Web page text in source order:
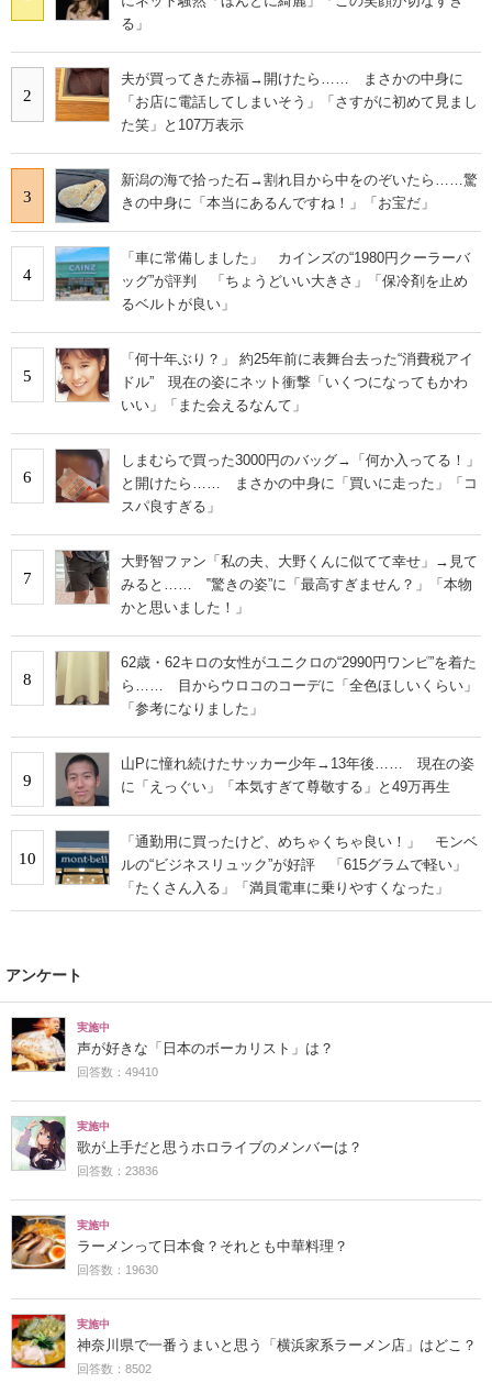
る」
2
夫が買ってきた赤福→開けたら…… まさかの中身に
「お店に電話してしまいそう」「さすがに初めて見まし
た笑」と107万表示
3
新潟の海で拾った石→割れ目から中をのぞいたら……驚
きの中身に「本当にあるんですね！」「お宝だ」
4
「車に常備しました」 カインズの“1980円クーラーバ
ッグ”が評判 「ちょうどいい大きさ」「保冷剤を止め
るベルトが良い」
5
「何十年ぶり？」 約25年前に表舞台去った“消費税アイ
ドル” 現在の姿にネット衝撃「いくつになってもかわ
いい」「また会えるなんて」
6
しまむらで買った3000円のバッグ→「何か入ってる！」
と開けたら…… まさかの中身に「買いに走った」「コ
スパ良すぎる」
7
大野智ファン「私の夫、大野くんに似てて幸せ」→見て
みると…… ‟驚きの姿”に「最高すぎません？」「本物
かと思いました！」
8
62歳・62キロの女性がユニクロの“2990円ワンピ”を着た
ら…… 目からウロコのコーデに「全色ほしいくらい」
「参考になりました」
9
山Pに憧れ続けたサッカー少年→13年後…… 現在の姿
に「えっぐい」「本気すぎて尊敬する」と49万再生
10
「通勤用に買ったけど、めちゃくちゃ良い！」 モンベ
ルの“ビジネスリュック”が好評 「615グラムで軽い」
「たくさん入る」「満員電車に乗りやすくなった」
アンケート
実施中
声が好きな「日本のボーカリスト」は？
回答数：49410
実施中
歌が上手だと思うホロライブのメンバーは？
回答数：23836
実施中
ラーメンって日本食？それとも中華料理？
回答数：19630
実施中
神奈川県で一番うまいと思う「横浜家系ラーメン店」はどこ？
回答数：8502